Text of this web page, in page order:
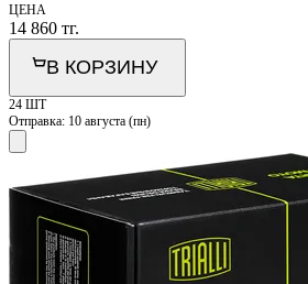
ЦЕНА
14 860 тг.
В КОРЗИНУ
24 ШТ
Отправка: 10 августа (пн)